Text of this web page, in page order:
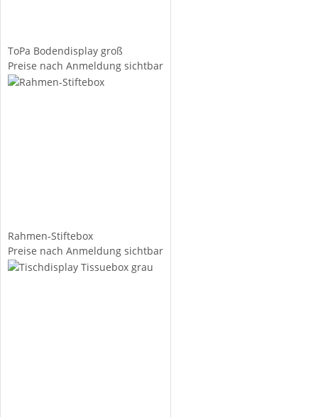
ToPa Bodendisplay groß
Preise nach Anmeldung sichtbar
Rahmen-Stiftebox
Preise nach Anmeldung sichtbar